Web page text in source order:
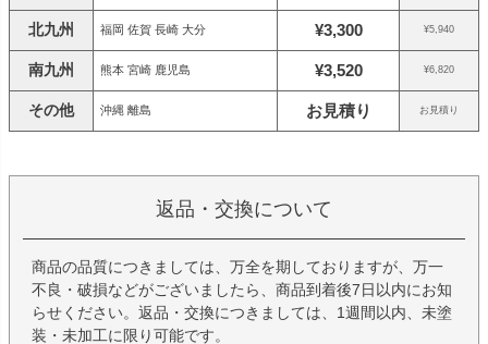
北九州 福岡 佐賀 長崎 大分 ¥3,300 ¥5,940
南九州 熊本 宮崎 鹿児島 ¥3,520 ¥6,820
その他 沖縄 離島 お見積り お見積り
返品・交換について
商品の品質につきましては、万全を期しておりますが、万一
不良・破損などがございましたら、商品到着後7日以内にお知
らせください。返品・交換につきましては、1週間以内、未塗
装・未加工に限り可能です。